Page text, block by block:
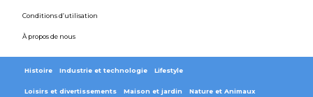
Conditions d’utilisation
À propos de nous
Histoire Industrie et technologie Lifestyle
Loisirs et divertissements Maison et jardin Nature et Animaux